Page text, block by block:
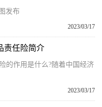
发布
2023/03/17
责任险简介
的作用是什么?随着中国经济
2023/03/17